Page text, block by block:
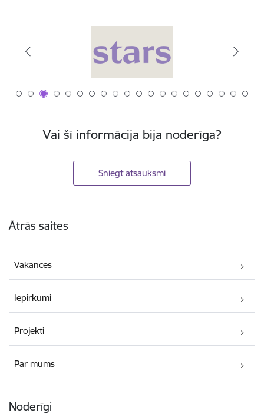
Vai šī informācija bija noderīga?
Sniegt atsauksmi
Ātrās saites
Vakances
Iepirkumi
Projekti
Par mums
Noderīgi